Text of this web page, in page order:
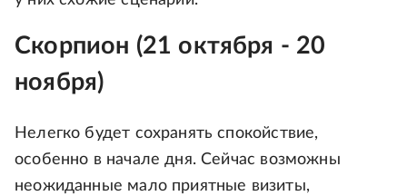
Скорпион (21 октября - 20
ноября)
Нелегко будет сохранять спокойствие,
особенно в начале дня. Сейчас возможны
неожиданные мало приятные визиты,